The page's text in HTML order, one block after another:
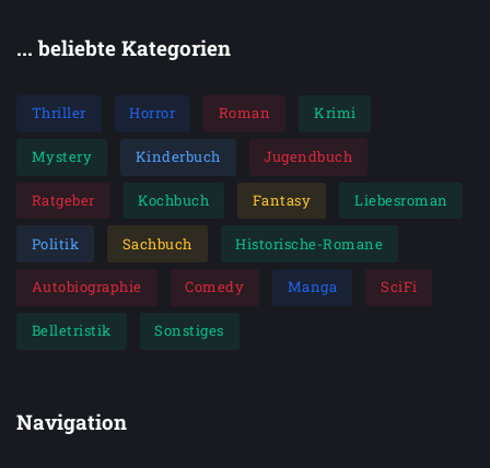
... beliebte Kategorien
Thriller Horror Roman Krimi
Mystery Kinderbuch Jugendbuch
Ratgeber Kochbuch Fantasy Liebesroman
Politik Sachbuch Historische-Romane
Autobiographie Comedy Manga SciFi
Belletristik Sonstiges
Navigation